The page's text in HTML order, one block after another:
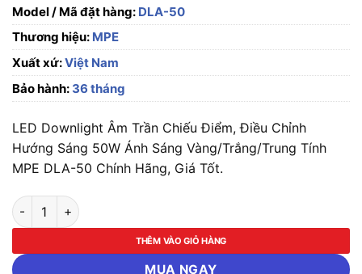
Model / Mã đặt hàng: DLA-50
Thương hiệu: MPE
Xuất xứ:Việt Nam
Bảo hành: 36 tháng
LED Downlight Âm Trần Chiếu Điểm, Điều Chỉnh
Hướng Sáng 50W Ánh Sáng Vàng/Trắng/Trung Tính
MPE DLA-50 Chính Hãng, Giá Tốt.
LED Downlight Âm Trần Chiếu Điểm, Điều Chỉnh Hướng
THÊM VÀO GIỎ HÀNG
MUA NGAY